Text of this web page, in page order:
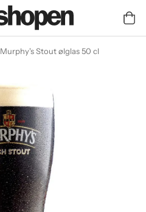
Murphy's Stout ølglas 50 cl